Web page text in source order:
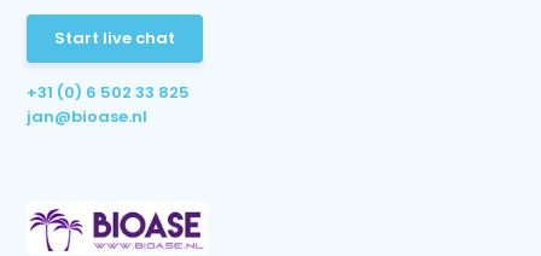
Start live chat
+31 (0) 6 502 33 825
jan@bioase.nl